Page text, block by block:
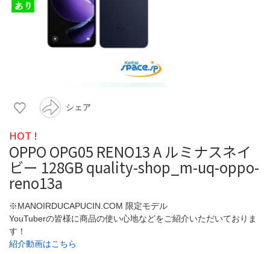
シェア
HOT !
OPPO OPG05 RENO13 A ルミナスネイ
ビー 128GB quality-shop_m-uq-oppo-
reno13a
※MANOIRDUCAPUCIN.COM 限定モデル
YouTuberの皆様に商品の使い心地などをご紹介いただいておりま
す！
紹介動画はこちら